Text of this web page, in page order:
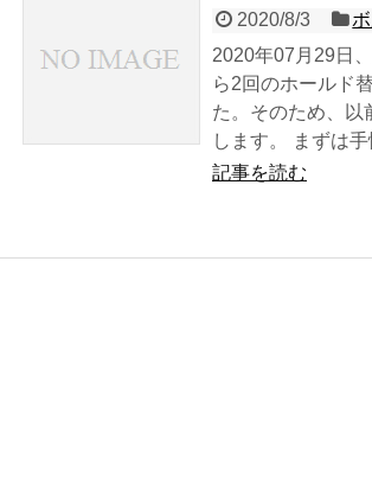
2020/8/3
2020年07月29日
ら2回のホールド
た。そのため、以
します。 まずは
記事を読む